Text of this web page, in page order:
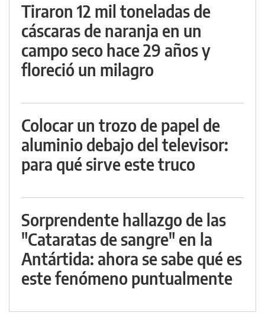
Tiraron 12 mil toneladas de
cáscaras de naranja en un
campo seco hace 29 años y
floreció un milagro
Colocar un trozo de papel de
aluminio debajo del televisor:
para qué sirve este truco
Sorprendente hallazgo de las
"Cataratas de sangre" en la
Antártida: ahora se sabe qué es
este fenómeno puntualmente